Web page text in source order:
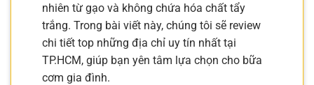
nhiên từ gạo và không chứa hóa chất tẩy
trắng. Trong bài viết này, chúng tôi sẽ review
chi tiết top những địa chỉ uy tín nhất tại
TP.HCM, giúp bạn yên tâm lựa chọn cho bữa
cơm gia đình.